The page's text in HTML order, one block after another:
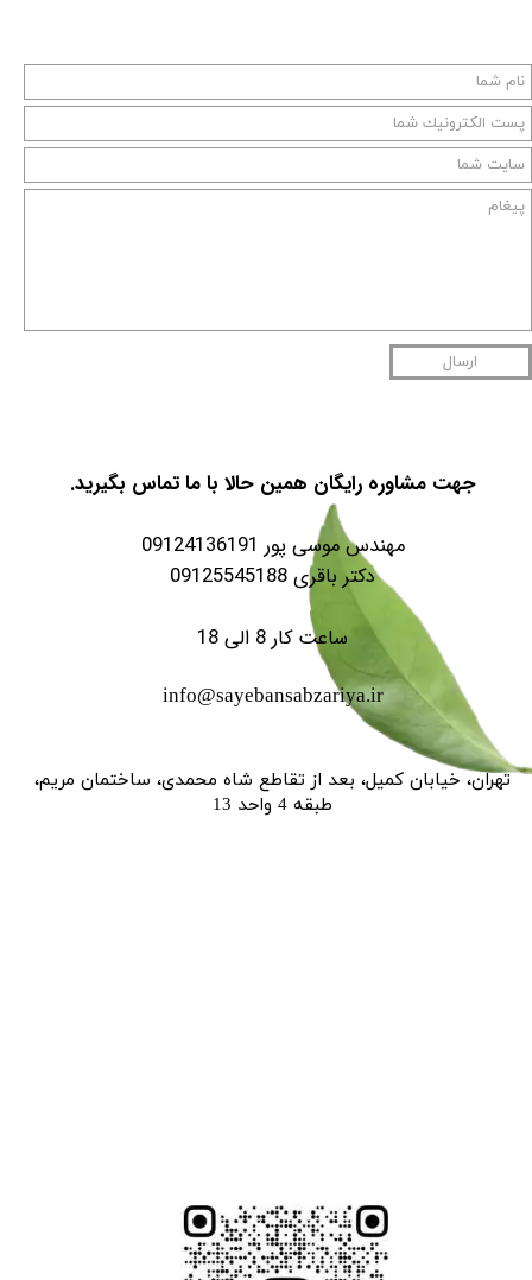
ارسال
جهت مشاوره رایگان همین حالا با ما تماس بگیرید.
مهندس موسی پور 09124136191
دکتر باقری 09125545188
ساعت کار 8 الی 18
info@sayebansabzariya.ir
تهران، خیابان کمیل، بعد از تقاطع شاه محمدی، ساختمان مریم،
طبقه 4 واحد 13